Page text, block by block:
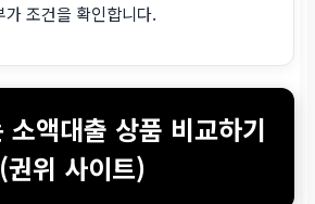
조건을 확인합니다.
소액대출 상품 비교하기
(권위 사이트)